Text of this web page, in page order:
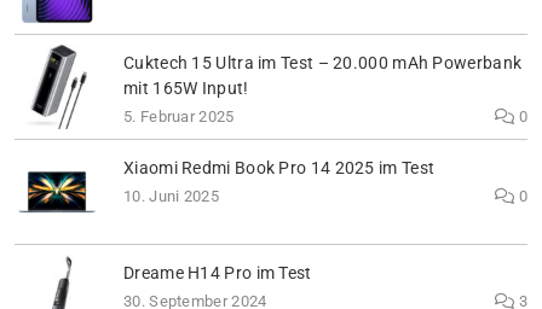
Cuktech 15 Ultra im Test – 20.000 mAh Powerbank
mit 165W Input!
5. Februar 2025 0
Xiaomi Redmi Book Pro 14 2025 im Test
10. Juni 2025 0
Dreame H14 Pro im Test
30. September 2024 3